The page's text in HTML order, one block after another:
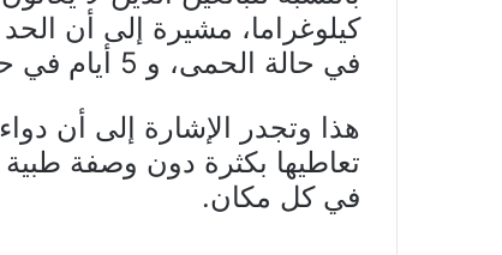
في حالة الحمى، و 5 أيام في حالة الألم ، في غياب الوصفات الطبية.
هذا وتجدر الإشارة إلى أن دواء
تعاطيها بكثرة دون وصفة طبية
في كل مكان.